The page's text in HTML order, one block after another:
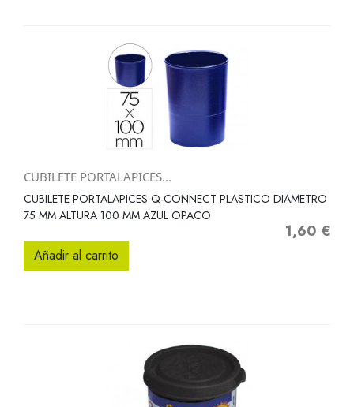
CUBILETE PORTALAPICES...
CUBILETE PORTALAPICES Q-CONNECT PLASTICO DIAMETRO
75 MM ALTURA 100 MM AZUL OPACO
Precio
1,60 €
Añadir al carrito